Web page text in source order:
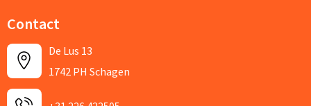
Contact
De Lus 13
1742 PH Schagen